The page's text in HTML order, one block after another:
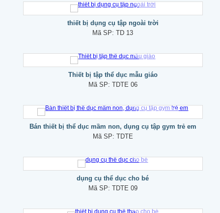
thiết bị dụng cụ tập ngoài trời
Mã SP:TD 13
Thiết bị tập thể dục mẫu giáo
Mã SP: TDTE 06
Bán thiết bị thể dục mầm non, dụng cụ tập gym trẻ em
Mã SP: TDTE
dụng cụ thể dục cho bé
Mã SP: TDTE 09